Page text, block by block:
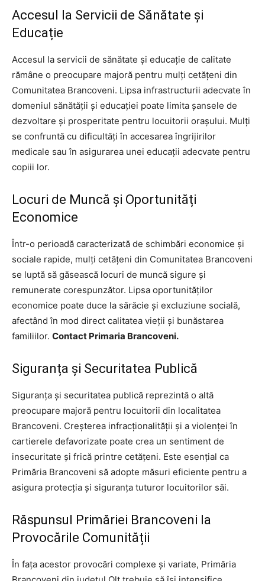
Accesul la Servicii de Sănătate și
Educație
Accesul la servicii de sănătate și educație de calitate
rămâne o preocupare majoră pentru mulți cetățeni din
Comunitatea Brancoveni. Lipsa infrastructurii adecvate în
domeniul sănătății și educației poate limita șansele de
dezvoltare și prosperitate pentru locuitorii orașului. Mulți
se confruntă cu dificultăți în accesarea îngrijirilor
medicale sau în asigurarea unei educații adecvate pentru
copiii lor.
Locuri de Muncă și Oportunități
Economice
Într-o perioadă caracterizată de schimbări economice și
sociale rapide, mulți cetățeni din Comunitatea Brancoveni
se luptă să găsească locuri de muncă sigure și
remunerate corespunzător. Lipsa oportunităților
economice poate duce la sărăcie și excluziune socială,
afectând în mod direct calitatea vieții și bunăstarea
familiilor. Contact Primaria Brancoveni.
Siguranța și Securitatea Publică
Siguranța și securitatea publică reprezintă o altă
preocupare majoră pentru locuitorii din localitatea
Brancoveni. Creșterea infracționalității și a violenței în
cartierele defavorizate poate crea un sentiment de
insecuritate și frică printre cetățeni. Este esențial ca
Primăria Brancoveni să adopte măsuri eficiente pentru a
asigura protecția și siguranța tuturor locuitorilor săi.
Răspunsul Primăriei Brancoveni la
Provocările Comunității
În fața acestor provocări complexe și variate, Primăria